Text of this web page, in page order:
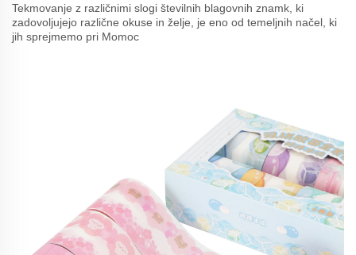
Tekmovanje z različnimi slogi številnih blagovnih znamk, ki
zadovoljujejo različne okuse in želje, je eno od temeljnih načel, ki
jih sprejmemo pri Momoc